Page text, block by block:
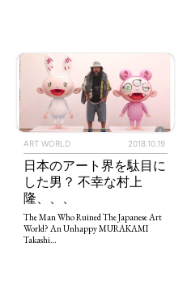
TAGS PEOPLE
ART WORLD
POLITICS
ART WORLD 2018.10.19
日本のアート界を駄目に
した男？ 不幸な村上
隆、、、
The Man Who Ruined The Japanese Art
World? An Unhappy MURAKAMI
Takashi…